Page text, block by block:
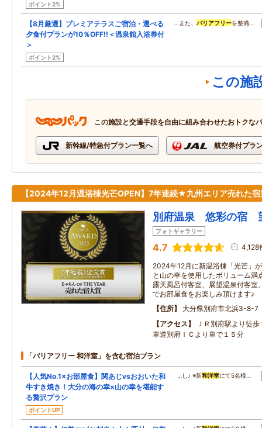
ポイント2%
【8月厳選】プレミアテラスご宿泊・選べる
夕食付プランが10％OFF!!＜温泉館入浴券付
＞
ポイント2%
…また、 バリアフリーを整備…
この施
この施設と交通手段を自由に組み合わせたおトクな
新幹線/特急付プラン一覧へ 航空券付プラ
【2024年12月温浴棟光芒OPEN】7年連続★九州エリア売れた宿
別府温泉 悠彩の宿
フォトギャラリー
4.7 4,128
2024年12月に新温浴棟「光芒」
と山の幸を使用したボリューム満
露天風呂付客室、展望温泉付客室
でお部屋食をお楽しみ頂けます♪
住所
大分県別府市北浜3-8-7
アクセス
ＪＲ別府駅より徒
車道別府ＩＣより車で１５分
「バリアフリー 和洋室」を含む宿泊プラン
【人気No.1×お部屋食】関あじvsおおいた和
牛すき焼き！大分の海の幸×山の幸を堪能す
る贅沢プラン
ポイントUP
…し♪ ※新和洋室にて5名様…